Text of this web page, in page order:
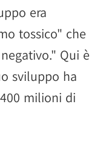
era
tossico" che
Qui è
sviluppo ha
milioni di